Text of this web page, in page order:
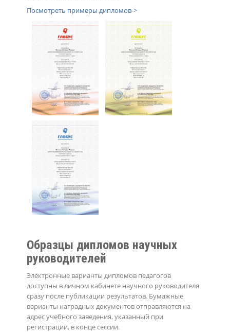
Посмотреть примеры дипломов->
Образцы дипломов научных
руководителей
Электронные варианты дипломов педагогов
доступны в личном кабинете научного руководителя
сразу после публикации результатов. Бумажные
варианты наградных документов отправляются на
адрес учебного заведения, указанный при
регистрации, в конце сессии.